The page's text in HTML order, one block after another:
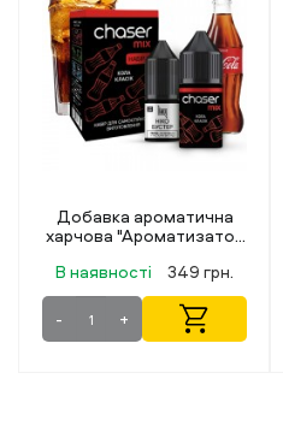
Добавка ароматична
харчова "Ароматизатор
12мл"
В наявності 349 грн.
- +